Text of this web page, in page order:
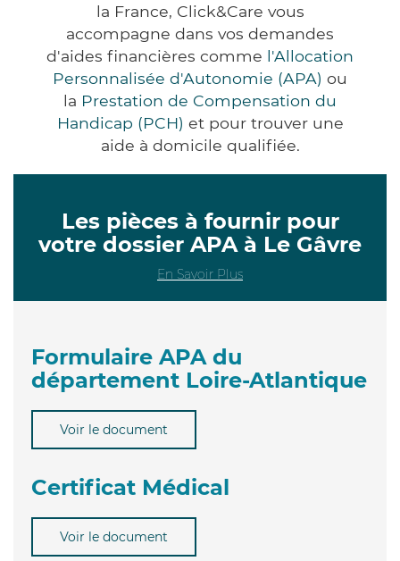
la France, Click&Care vous
accompagne dans vos demandes
d'aides financières comme l'Allocation
Personnalisée d'Autonomie (APA) ou
la Prestation de Compensation du
Handicap (PCH) et pour trouver une
aide à domicile qualifiée.
Les pièces à fournir pour
votre dossier APA à Le Gâvre
En Savoir Plus
Formulaire APA du
département Loire-Atlantique
Voir le document
Certificat Médical
Voir le document